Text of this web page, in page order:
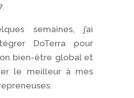
semaines, j’ai
DoTerra pour
bien-être global et
le meilleur à mes